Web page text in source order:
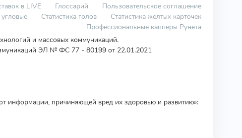
в LIVE Глоссарий
Пользовательское соглашение
Статистика голов
Статистика желтых карточек
Профессиональные капперы Рунета
и массовых коммуникаций.
ЭЛ № ФС 77 - 80199 от 22.01.2021
информации, причиняющей вред их здоровью и развитию»: